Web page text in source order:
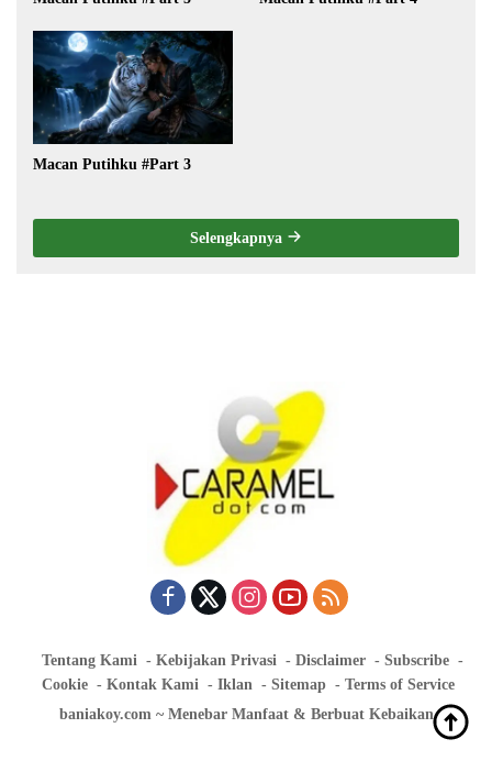
Macan Putihku #Part 3
Selengkapnya
Tentang Kami Kebijakan Privasi Disclaimer
Subscribe
Cookie
Kontak Kami Iklan Sitemap
Terms of Service
baniakoy.com ~ Menebar Manfaat & Berbuat Kebaikan